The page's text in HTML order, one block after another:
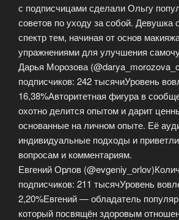
с подписчицами сделали Ольгу
советов по уходу за собой. Девушка
спектр тем, начиная от основ
упражнениями для улучшения
Дарья Морозова
подписчиков: 242 тысячиУровень
16,38%Авторитетная фигура в
охотно делится опытом и дарит
основанные на личном опыте. Её
индивидуальные подходы и
вопросам и комментариям.
Евгений Орлов
подписчиков: 211 тысячУровень
2,20%Евгений — обладатель
который посвящён здоровым